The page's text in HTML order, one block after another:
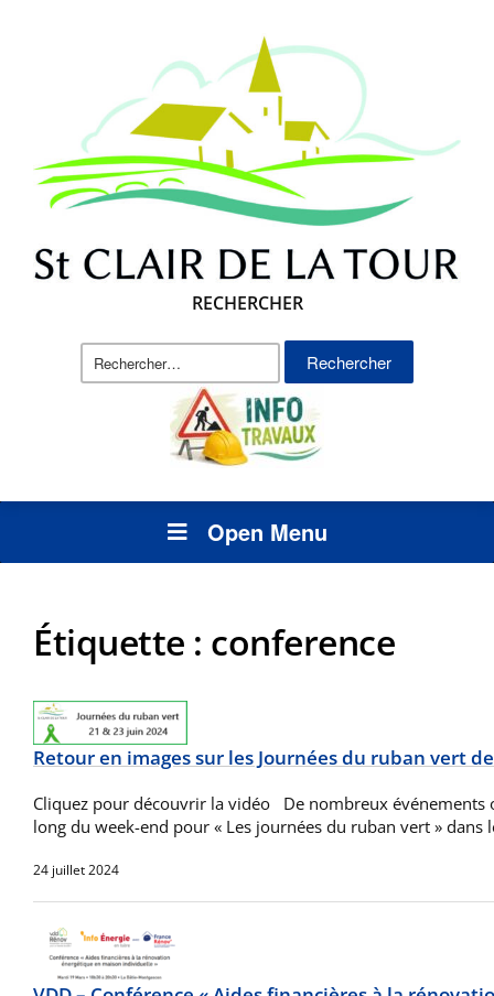
RECHERCHER
Rechercher :
Open Menu
Étiquette : conference
Retour en images sur les Journées du ruban vert
Cliquez pour découvrir la vidéo De nombreux événements
long du week-end pour « Les journées du ruban vert »
24 juillet 2024